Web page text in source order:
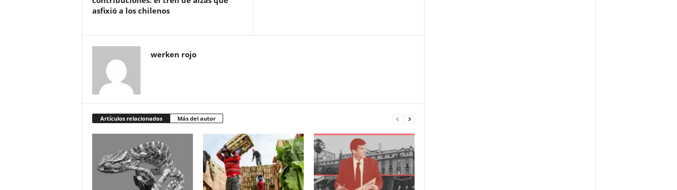
asfixió a los chilenos
werken rojo
Artículos relacionados Más del autor